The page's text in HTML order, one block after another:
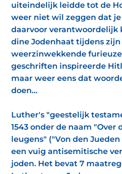
uiteindelijk leidde tot de
weer niet wil zeggen dat
daarvoor verantwoordelijk
dine Jodenhaat tijdens zijn
weerzinwekkende
geschriften inspireerde
maar weer eens dat
doen...
Luther's "geestelijk
1543 onder de naam "Over
leugens" ("Von den
een vuig antisemitische
joden. Het bevat 7